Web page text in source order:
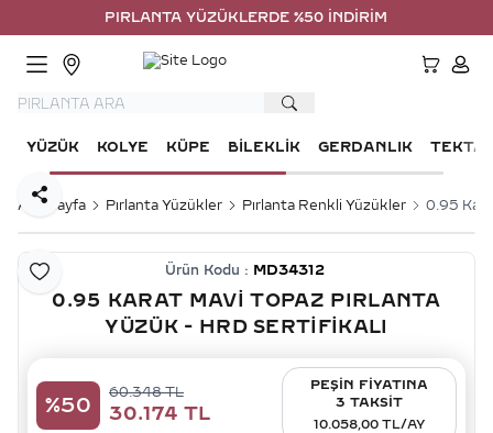
PIRLANTA YÜZÜKLERDE %50 İNDİRİM
YÜZÜK KOLYE KÜPE BILEKLIK GERDANLIK TEKTAŞ
Ana Sayfa Pırlanta Yüzükler Pırlanta Renkli Yüzükler 0.95
Favoriye Ekle
Paylaş
Ürün Kodu : MD34312
0.95 KARAT MAVI TOPAZ PIRLANTA
YÜZÜK - HRD SERTIFIKALI
%50
60.348TL
30.174 TL
PEŞİN FİYATINA
3 TAKSİT
10.058,00 TL/AY